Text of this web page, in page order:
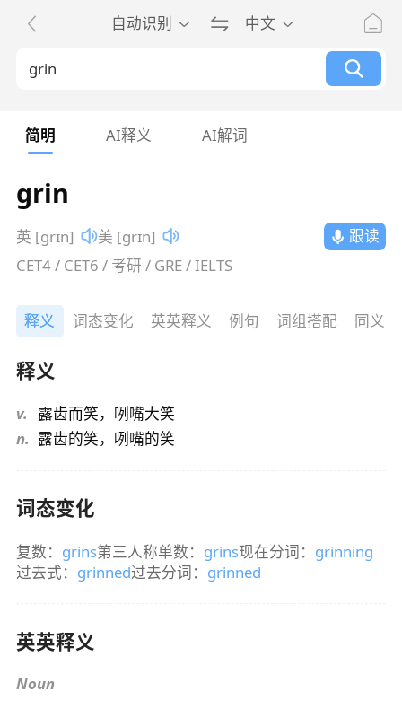
自动识别 中文
简明 AI释义 AI解词
grin
英 [ɡrɪn] 美 [ɡrɪn]
跟读
CET4 / CET6 / 考研 / GRE / IELTS
释义 词态变化 英英释义 例句 词组搭配 同义词
释义
v.
露齿而笑，咧嘴大笑
n. 露齿的笑，咧嘴的笑
词态变化
复数： grins第三人称单数： grins现在分词： grinning
过去式： grinned过去分词： grinned
英英释义
Noun